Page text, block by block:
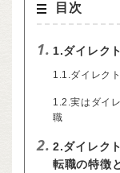
目次
1. 1.ダイレク
1.1.ダイレク
1.2.実はダイ
職
2. 2.ダイレク
転職の特徴